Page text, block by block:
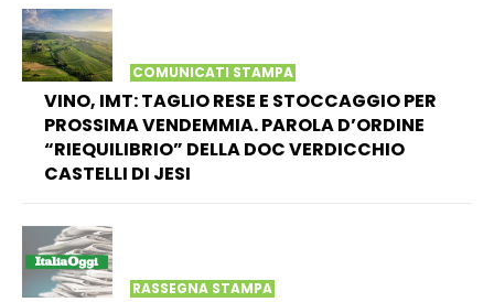
COMUNICATI STAMPA
VINO, IMT: TAGLIO RESE E STOCCAGGIO PER
PROSSIMA VENDEMMIA. PAROLA D’ORDINE
“RIEQUILIBRIO” DELLA DOC VERDICCHIO
CASTELLI DI JESI
RASSEGNA STAMPA